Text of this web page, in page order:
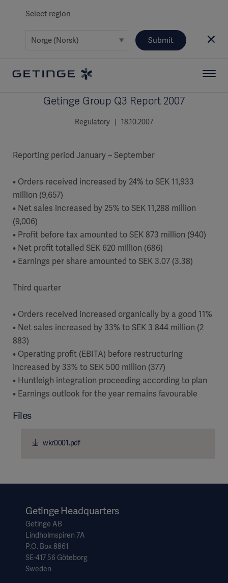
Select region
Submit
Getinge Group Q3 Report 2007
Regulatory | 18.10.2007
Reporting period January – September
• Orders received increased by 24% to SEK 11,933
million (9,657)
• Net sales increased by 25% to SEK 11,288 million
(9,006)
• Profit before tax amounted to SEK 873 million (940)
• Net profit totalled SEK 620 million (686)
• Earnings per share amounted to SEK 3.07 (3.38)
Third quarter
• Orders received increased organically by a good 11%
• Net sales increased by 33% to SEK 3 844 million (2
883)
• Operating profit (EBITA) before restructuring
increased by 33% to SEK 500 million (377)
• Huntleigh integration proceeding according to plan
• Earnings outlook for the year remains favourable
Files
wkr0001.pdf
Getinge Headquarters
Getinge AB
Lindholmspiren 7A
P.O. Box 8861
SE-417 56 Göteborg
Sweden